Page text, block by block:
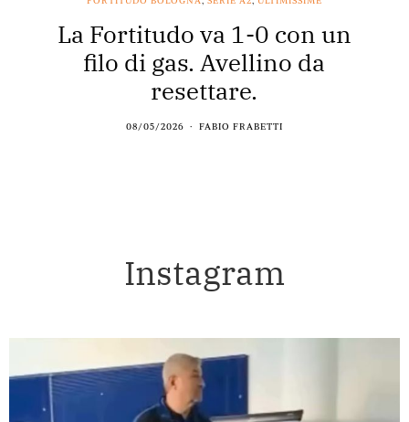
La Fortitudo va 1-0 con un
filo di gas. Avellino da
resettare.
08/05/2026 FABIO FRABETTI
Instagram